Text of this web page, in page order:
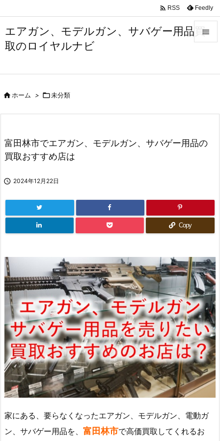
エアガン、モデルガン、サバゲー用品買
取のロイヤルナビ


前へ
 RSS Feedly
ホーム > 未分類
富田林市でエアガン、モデルガン、サバゲー用品の
買取おすすめ店は
 2024年12月22日
Copy
家にある、要らなくなったエアガン、モデルガン、電動ガ
ン、サバゲー用品を、 富田林市で高価買取してくれるお